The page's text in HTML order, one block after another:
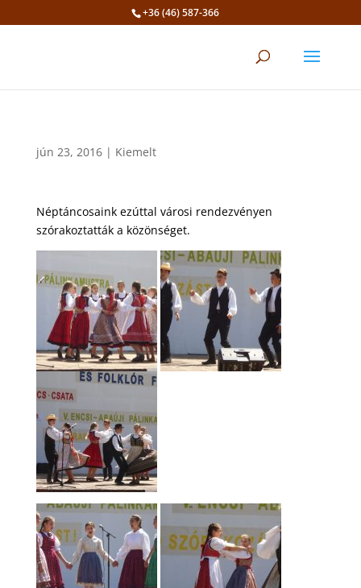
+36 (46) 587-366
jún 23, 2016| Kiemelt
Néptáncosaink ezúttal városi rendezvényen
szórakoztatták a közönséget.